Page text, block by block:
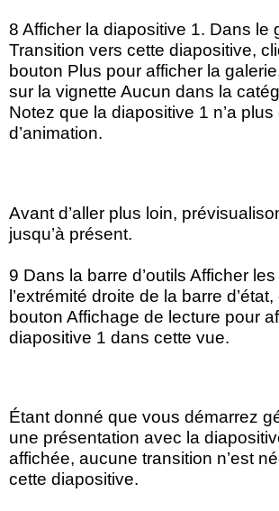
8 Afficher la diapositive 1. Dans le
Transition vers cette diapositive,
bouton Plus pour afficher la
sur la vignette Aucun dans la
Notez que la diapositive 1 n’a
d’animation.
Avant d’aller plus loin,
jusqu’à présent.
9 Dans la barre d’outils Afficher
l’extrémité droite de la barre
bouton Affichage de lecture pour
diapositive 1 dans cette vue.
Étant donné que vous démarrez
une présentation avec la
affichée, aucune transition n’est
cette diapositive.